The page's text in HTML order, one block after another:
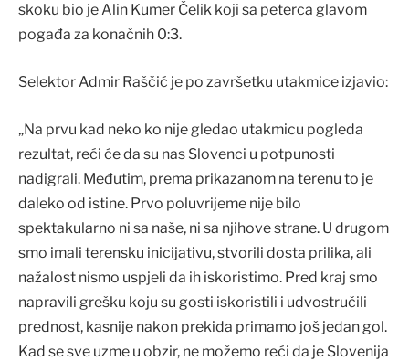
skoku bio je Alin Kumer Čelik koji sa peterca glavom
pogađa za konačnih 0:3.
Selektor Admir Raščić je po završetku utakmice izjavio:
„Na prvu kad neko ko nije gledao utakmicu pogleda
rezultat, reći će da su nas Slovenci u potpunosti
nadigrali. Međutim, prema prikazanom na terenu to je
daleko od istine. Prvo poluvrijeme nije bilo
spektakularno ni sa naše, ni sa njihove strane. U drugom
smo imali terensku inicijativu, stvorili dosta prilika, ali
nažalost nismo uspjeli da ih iskoristimo. Pred kraj smo
napravili grešku koju su gosti iskoristili i udvostručili
prednost, kasnije nakon prekida primamo još jedan gol.
Kad se sve uzme u obzir, ne možemo reći da je Slovenija